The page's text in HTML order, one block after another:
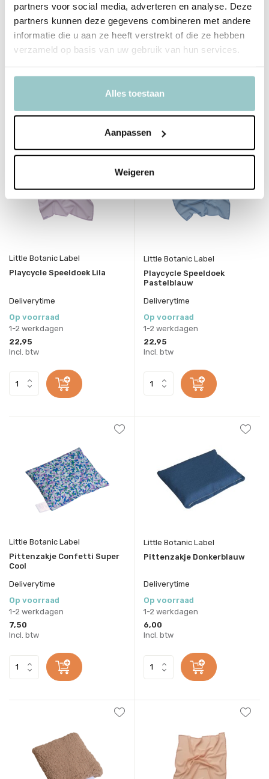
partners voor social media, adverteren en analyse. Deze
partners kunnen deze gegevens combineren met andere
informatie die u aan ze heeft verstrekt of die ze hebben
verzameld op basis van uw gebruik van hun services.
Alles toestaan
Aanpassen
Weigeren
Deliverytime
Tijdelijk uitverkocht
17,95 14,95
Incl. btw
Deliverytime
Niet op voorraad
Incl. btw
Little Botanic Label
Playcycle Speeldoek Lila
Deliverytime
Op voorraad
1-2 werkdagen
22,95
Incl. btw
Little Botanic Label
Playcycle Speeldoek
Pastelblauw
Deliverytime
Op voorraad
1-2 werkdagen
22,95
Incl. btw
Little Botanic Label
Pittenzakje Confetti Super
Cool
Deliverytime
Op voorraad
1-2 werkdagen
7,50
Incl. btw
Little Botanic Label
Pittenzakje Donkerblauw
Deliverytime
Op voorraad
1-2 werkdagen
6,00
Incl. btw